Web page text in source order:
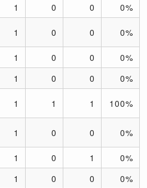
1 0 0
0%
1 0 0 0%
1 0 0
0%
1 0 0
0%
1 1 1 100%
1 0 0 0%
1 0 1
0%
1 0 0
0%